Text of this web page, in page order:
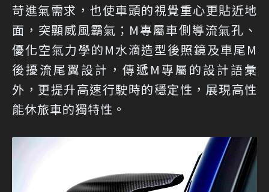
苛進氣需求，也使車頭的視覺重心更貼近地
面，突顯威風霸氣；M專屬車側導流氣孔、
優化空氣力學的M水滴造型後照鏡及車尾M
後擾流尾翼設計，傳遞M專屬的設計語彙
外，更提升高速行駛時的穩定性，展現高性
能休旅車的獨特性。